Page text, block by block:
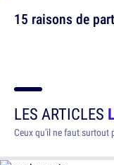
15 raisons de
LES ARTICLES
Ceux qu'il ne faut surtout